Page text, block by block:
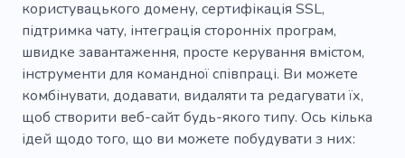
Штани
Особистий
Лиття
Співробітництво
Реклама
Зброя
Приниження
Актор
Аматорський
Зірка
Темноволоса модель
Фільм
Коні для шоу краси
Татуювання
користувацького домену, сертифікація SSL,
підтримка чату, інтеграція сторонніх програм,
швидке завантаження, просте керування вмістом,
інструменти для командної співпраці. Ви можете
комбінувати, додавати, видаляти та редагувати їх,
щоб створити веб-сайт будь-якого типу. Ось кілька
ідей щодо того, що ви можете побудувати з них: